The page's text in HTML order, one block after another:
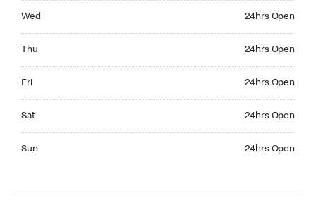
Wed 24hrs Open
Thu 24hrs Open
Fri 24hrs Open
Sat 24hrs Open
Sun 24hrs Open